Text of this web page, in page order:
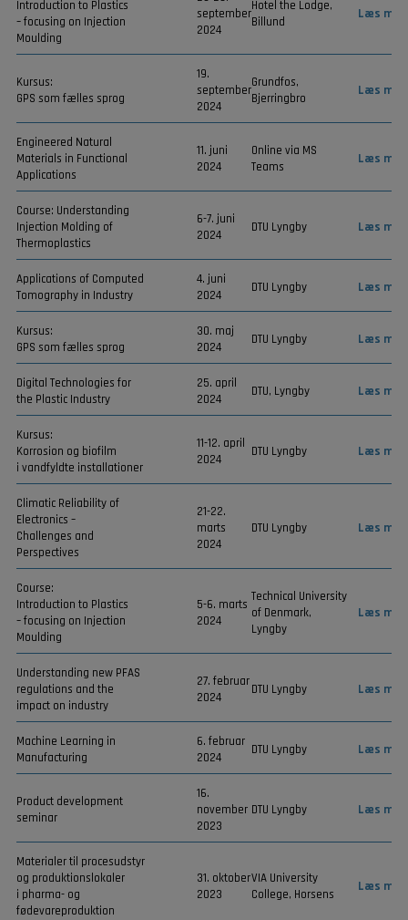
Introduction to Plastics
– focusing on Injection
Moulding
september
2024
Hotel the Lodge,
Billund
Læs
Kursus:
GPS som fælles sprog
19.
september
2024
Grundfos,
Bjerringbro
Læs
Engineered Natural
Materials in Functional
Applications
11. juni
2024
Online via MS
Teams
Læs
Course: Understanding
Injection Molding of
Thermoplastics
6-7. juni
2024
DTU Lyngby Læs
Applications of Computed
Tomography in Industry
4. juni
2024
DTU Lyngby Læs
Kursus:
GPS som fælles sprog
30. maj
2024
DTU Lyngby Læs
Digital Technologies for
the Plastic Industry
25. april
2024
DTU, Lyngby Læs
Kursus:
Korrosion og biofilm
i vandfyldte installationer
11-12. april
2024
DTU Lyngby Læs
Climatic Reliability of
Electronics –
Challenges and
Perspectives
21-22.
marts
2024
DTU Lyngby Læs
Course:
Introduction to Plastics
– focusing on Injection
Moulding
5-6. marts
2024
Technical University
of Denmark,
Lyngby
Læs
Understanding new PFAS
regulations and the
impact on industry
27. februar
2024
DTU Lyngby Læs
Machine Learning in
Manufacturing
6. februar
2024
DTU Lyngby Læs
Product development
seminar
16.
november
2023
DTU Lyngby Læs
Materialer til procesudstyr
og produktionslokaler
i pharma- og
fødevareproduktion
31. oktober
2023
VIA University
College, Horsens
Læs